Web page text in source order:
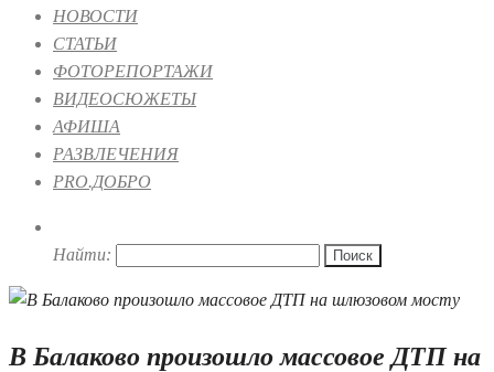
НОВОСТИ
СТАТЬИ
ФОТОРЕПОРТАЖИ
ВИДЕОСЮЖЕТЫ
АФИША
РАЗВЛЕЧЕНИЯ
PRO.ДОБРО
Найти:
В Балаково произошло массовое ДТП на